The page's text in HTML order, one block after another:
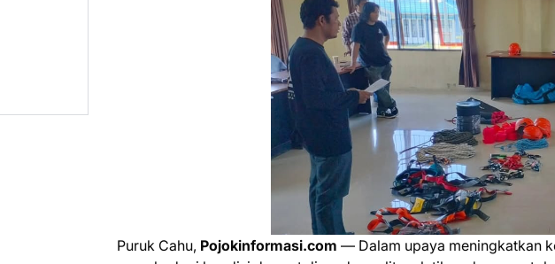
Puruk Cahu, Pojokinformasi.com — Dalam upaya meningkatkan